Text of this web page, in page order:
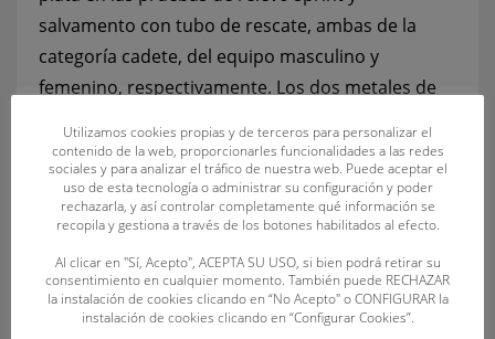
salvamento con tubo de rescate, ambas de la
categoría cadete, del equipo masculino y
femenino, respectivamente. Los dos metales de
Julián(C.D.S. Dragones) y el cadeteDiego
Corcoba Gil(C.S.S. Benavente) en la prueba de
carrera con tabla de salvamento.
La segunda jornada de la I Copa de España de
Playa Cadete de Salvamento y Socorrismo se
disputó en el marco del Campeonato de España,
Utilizamos cookies propias y de terceros para personalizar el
contenido de la web, proporcionarles funcionalidades a las redes
sociales y para analizar el tráfico de nuestra web. Puede aceptar el
uso de esta tecnología o administrar su configuración y poder
rechazarla, y así controlar completamente qué información se
recopila y gestiona a través de los botones habilitados al efecto.
Al clicar en "Sí, Acepto", ACEPTA SU USO, si bien podrá retirar su
consentimiento en cualquier momento. También puede RECHAZAR
la instalación de cookies clicando en “No Acepto" o CONFIGURAR la
instalación de cookies clicando en “Configurar Cookies”.